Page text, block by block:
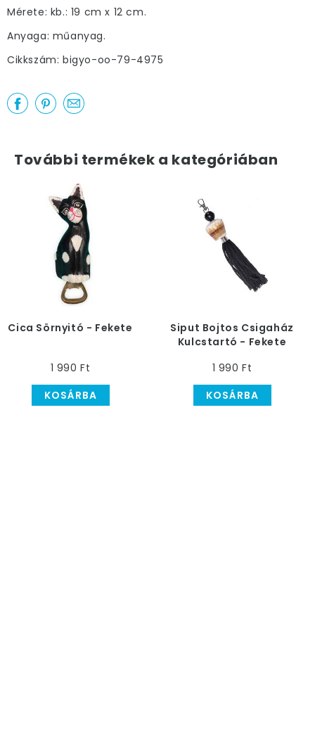
Mérete: kb.: 19 cm x 12 cm.
Anyaga: műanyag.
Cikkszám: bigyo-oo-79-4975
További termékek a kategóriában
Cica Sörnyitó - Fekete
1 990 Ft
KOSÁRBA
Siput Bojtos Csigaház
Kulcstartó - Fekete
1 990 Ft
KOSÁRBA